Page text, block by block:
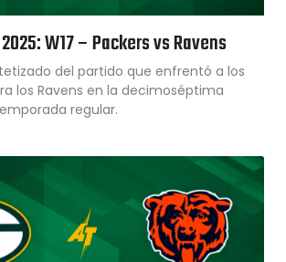
W17 – Packers vs Ravens
del partido que enfrentó a los
los Ravens en la decimoséptima
regular.